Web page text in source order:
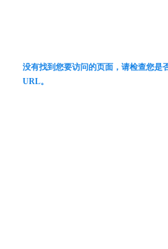
没有找到您要访问的页面，请检查您是
URL。